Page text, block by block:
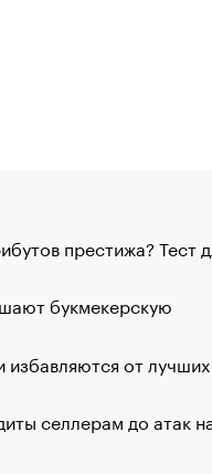
престижа? Тест
букмекерскую
от лучших
селлерам до атак